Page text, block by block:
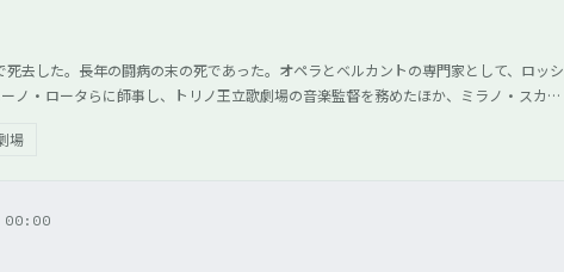
去した。長年の闘病の末の死であった。オペラとベルカントの専門家として、ロッシ
ノ・ロータらに師事し、トリノ王立歌劇場の音楽監督を務めたほか、ミラノ・スカラ
場